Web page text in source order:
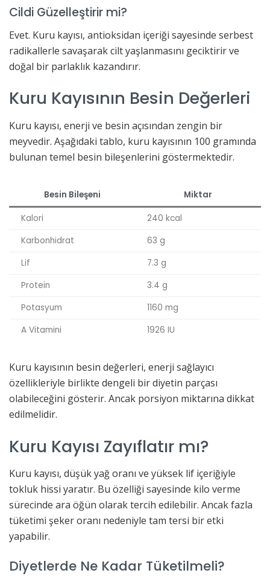
Cildi Güzelleştirir mi?
Evet. Kuru kayısı, antioksidan içeriği sayesinde serbest
radikallerle savaşarak cilt yaşlanmasını geciktirir ve
doğal bir parlaklık kazandırır.
Kuru Kayısının Besin Değerleri
Kuru kayısı, enerji ve besin açısından zengin bir
meyvedir. Aşağıdaki tablo, kuru kayısının 100 gramında
bulunan temel besin bileşenlerini göstermektedir.
Besin Bileşeni Miktar
Kalori
240 kcal
Karbonhidrat
63 g
Lif
7.3 g
Protein
3.4 g
Potasyum
1160 mg
A Vitamini
1926 IU
Kuru kayısının besin değerleri, enerji sağlayıcı
özellikleriyle birlikte dengeli bir diyetin parçası
olabileceğini gösterir. Ancak porsiyon miktarına dikkat
edilmelidir.
Kuru Kayısı Zayıflatır mı?
Kuru kayısı, düşük yağ oranı ve yüksek lif içeriğiyle
tokluk hissi yaratır. Bu özelliği sayesinde kilo verme
sürecinde ara öğün olarak tercih edilebilir. Ancak fazla
tüketimi şeker oranı nedeniyle tam tersi bir etki
yapabilir.
Diyetlerde Ne Kadar Tüketilmeli?